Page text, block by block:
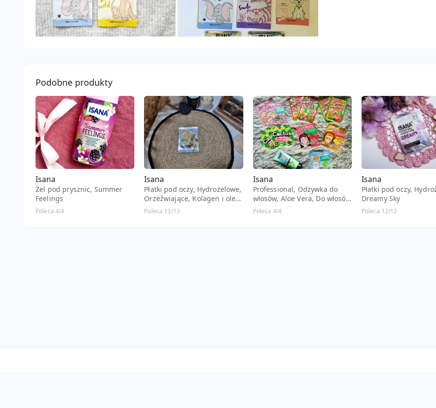
Podobne produkty
Isana
Żel pod prysznic, Summer
Feelings
Poleca 4/4
Isana
Płatki pod oczy, Hydrożelowe,
Orzeźwiające, Kolagen i olej
kokosowy
Poleca 13/13
Isana
Professional, Odżywka do
włosów, Aloe Vera, Do włosów
suchych i normalnych
Poleca 4/4
Isana
Płatki pod oczy,
Dreamy Sky
Poleca 12/12